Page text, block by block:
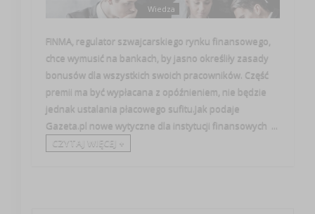
Wiedza
FINMA, regulator szwajcarskiego rynku finansowego,
chce wymusić na bankach, by jasno określiły zasady
bonusów dla wszystkich swoich pracowników. Część
premii ma być wypłacana z opóźnieniem, nie będzie
jednak ustalania płacowego sufitu.Jak podaje
Gazeta.pl nowe wytyczne dla instytucji finansowych ...
CZYTAJ WIĘCEJ +